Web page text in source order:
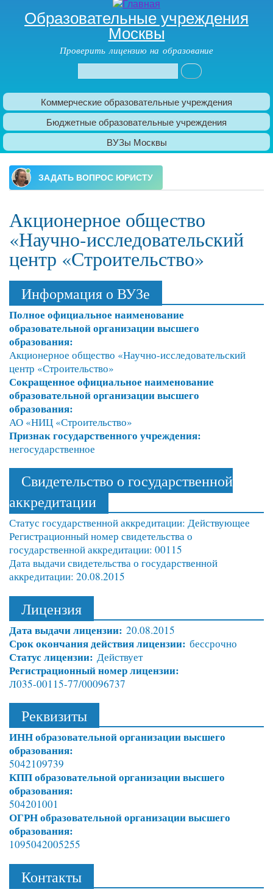
Образовательные учреждения
Москвы
Проверить лицензию на образование
Главное меню
Коммерческие образовательные учреждения
Бюджетные образовательные учреждения
ВУЗы Москвы
Акционерное общество
«Научно-исследовательский
центр «Строительство»
Информация о ВУЗе
Полное официальное наименование
образовательной организации высшего
образования:
Акционерное общество «Научно-исследовательский
центр «Строительство»
Сокращенное официальное наименование
образовательной организации высшего
образования:
АО «НИЦ «Строительство»
Признак государственного учреждения:
негосударственное
Свидетельство о государственной
аккредитации
Статус государственной аккредитации: Действующее
Регистрационный номер свидетельства о
государственной аккредитации: 00115
Дата выдачи свидетельства о государственной
аккредитации: 20.08.2015
Лицензия
Дата выдачи лицензии: 20.08.2015
Срок окончания действия лицензии: бессрочно
Статус лицензии: Действует
Регистрационный номер лицензии:
Л035-00115-77/00096737
Реквизиты
ИНН образовательной организации высшего
образования:
5042109739
КПП образовательной организации высшего
образования:
504201001
ОГРН образовательной организации высшего
образования:
1095042005255
Контакты